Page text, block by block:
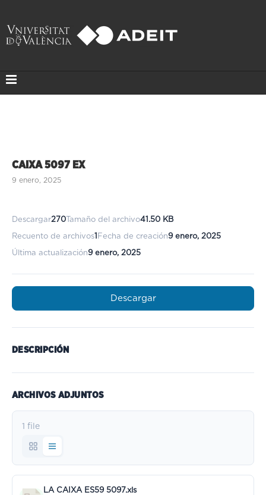
CAIXA 5097 EX
9 enero, 2025
Descargar270 Tamaño del archivo41.50 KB
Recuento de archivos1 Fecha de creación9 enero, 2025
Última actualización9 enero, 2025
Descargar
DESCRIPCIÓN
ARCHIVOS ADJUNTOS
1 file
LA CAIXA ES59 5097.xls